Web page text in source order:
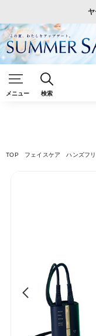
メニュー 検索
TOP フェイスケア ハンズフ